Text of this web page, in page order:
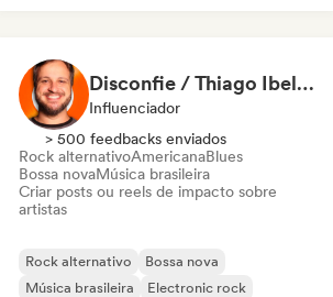
Disconfie / Thiago Ibelli - Content Creator
Influenciador
> 500 feedbacks enviados
Rock alternativoAmericanaBlues
Bossa novaMúsica brasileira
Criar posts ou reels de impacto sobre
artistas
Rock alternativo
Bossa nova
Música brasileira
Electronic rock